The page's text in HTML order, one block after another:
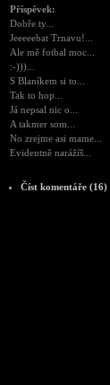
Příspěvek:
Dobře ty...
Jeeeeebat Trnavu!...
Ale mě fotbal moc...
:-)))...
S Blaníkem si to...
Tak to hop...
Já nepsal nic o...
A takmer som...
No zrejme asi mame...
Evidentně narážíš...
Číst komentáře (16)